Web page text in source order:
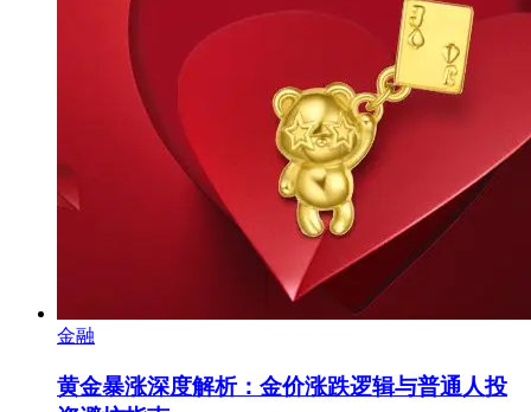
金融
黄金暴涨深度解析：金价涨跌逻辑与普通人投